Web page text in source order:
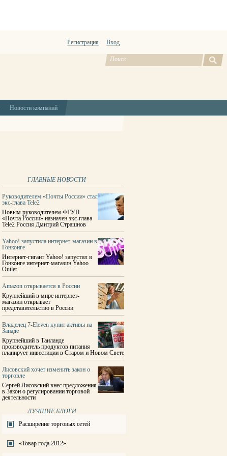
Регистрация Вход
Новости компаний
ГЛАВНЫЕ НОВОСТИ
Руководителем «Почты России» стал
экс-глава Tele2
Новым руководителем ФГУП
«Почта России» назначен экс-глава
Tele2 Россия Дмитрий Страшнов
Yahoo! запустила интернет-магазин в
Гонконге
Интернет-гигант Yahoo! запустил в
Гонконге интернет-магазин Yahoo
Outlet
Amazon открывается в России
Крупнейший в мире интернет-
магазин открывает
представительство в России
Владелец 7-Eleven купит активы на
Западе
Крупнейший в Таиланде
производитель продуктов питания
планирует инвестиции в Старом и Новом Свете
Лисовский хочет изменить закон о
торговле
Сергей Лисовский внес предложения
в Закон о регулировании торговой
деятельности
ЛУЧШИЕ БЛОГИ
Расширение торговых сетей
«Товар года 2012»